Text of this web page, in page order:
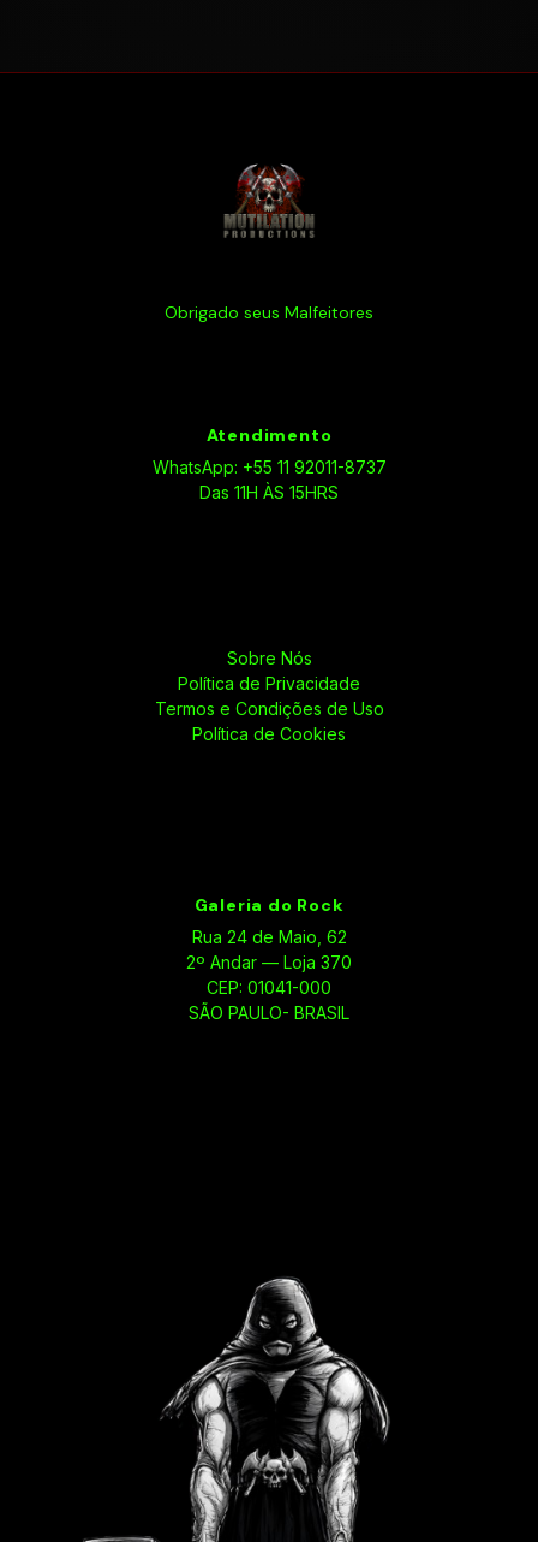
Obrigado seus Malfeitores
Atendimento
WhatsApp: +55 11 92011-8737
Das 11H ÀS 15HRS
Sobre Nós
Política de Privacidade
Termos e Condições de Uso
Política de Cookies
Galeria do Rock
Rua 24 de Maio, 62
2º Andar — Loja 370
CEP: 01041-000
SÃO PAULO- BRASIL